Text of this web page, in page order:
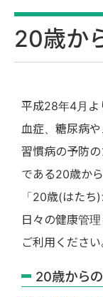
20歳か
平成28年4月よ
血症、糖尿病
習慣病の予防
である20歳か
「20歳(はたち
日々の健康管
ご利用ください
20歳から